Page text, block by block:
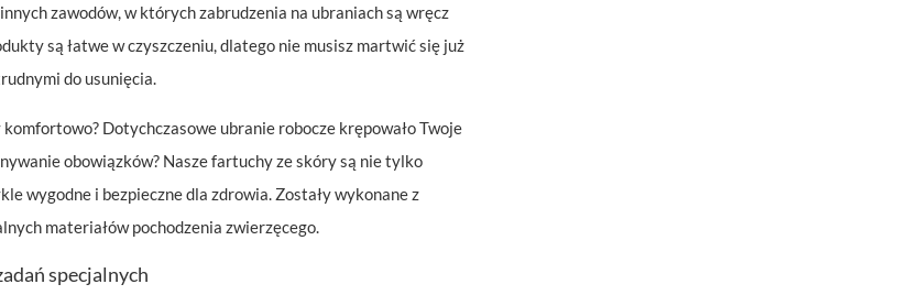
zawodów, w których zabrudzenia na ubraniach są wręcz
są łatwe w czyszczeniu, dlatego nie musisz martwić się już
do usunięcia.
komfortowo? Dotychczasowe ubranie robocze krępowało Twoje
obowiązków? Nasze fartuchy ze skóry są nie tylko
wygodne i bezpieczne dla zdrowia. Zostały wykonane z
materiałów pochodzenia zwierzęcego.
specjalnych